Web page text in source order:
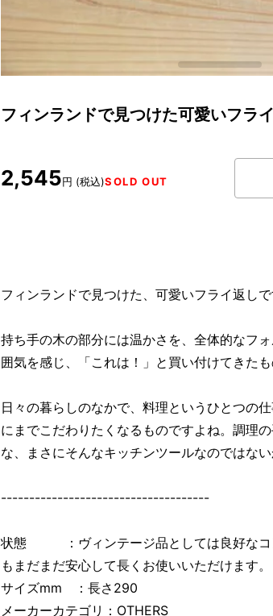
フィンランドで見つけた可愛いフラ
2,545円 (税込)SOLD OUT
フィンランドで見つけた、可愛いフライ返しで
持ち手の木の部分には温かさを、全体的なフ
囲気を感じ、「これは！」と買い付けてきたも
日々の暮らしのなかで、料理というひとつの
にまでこだわりたくなるものですよね。調理
な、まさにそんなキッチンツールなのではない
-------------------------------------
状態 ：ヴィンテージ品としては良好なコ
もまだまだ安心して長くお使いいただけます。
サイズmm ：長さ290
メーカーカテゴリ：OTHERS